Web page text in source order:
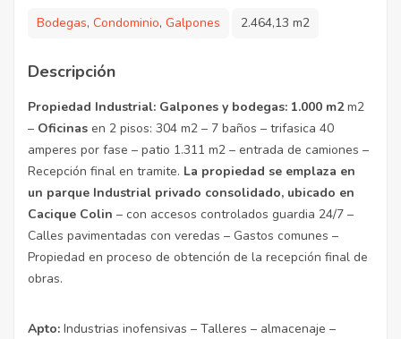
Bodegas, Condominio, Galpones 2.464,13 m2
Descripción
Propiedad Industrial: Galpones y bodegas: 1.000 m2m2
– Oficinas en 2 pisos: 304 m2 – 7 baños – trifasica 40
amperes por fase – patio 1.311 m2 – entrada de camiones –
Recepción final en tramite. La propiedad se emplaza en
un parque Industrial privado consolidado, ubicado en
Cacique Colin – con accesos controlados guardia 24/7 –
Calles pavimentadas con veredas – Gastos comunes –
Propiedad en proceso de obtención de la recepción final de
obras.
Apto: Industrias inofensivas – Talleres – almacenaje –